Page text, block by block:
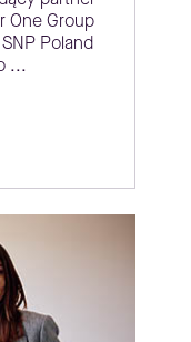
One Group
Poland
...